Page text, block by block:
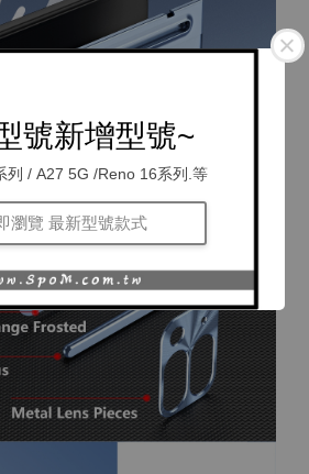
號新增型號~
列 / A27 5G /Reno 16系列.等
瀏覽 最新型號款式